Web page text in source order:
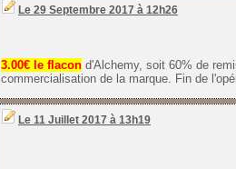
Le 29 Septembre 2017 à 12h26
3.00€ le flacon d'Alchemy, soit 60% de
commercialisation de la marque. Fin de
Le 11 Juillet 2017 à 13h19